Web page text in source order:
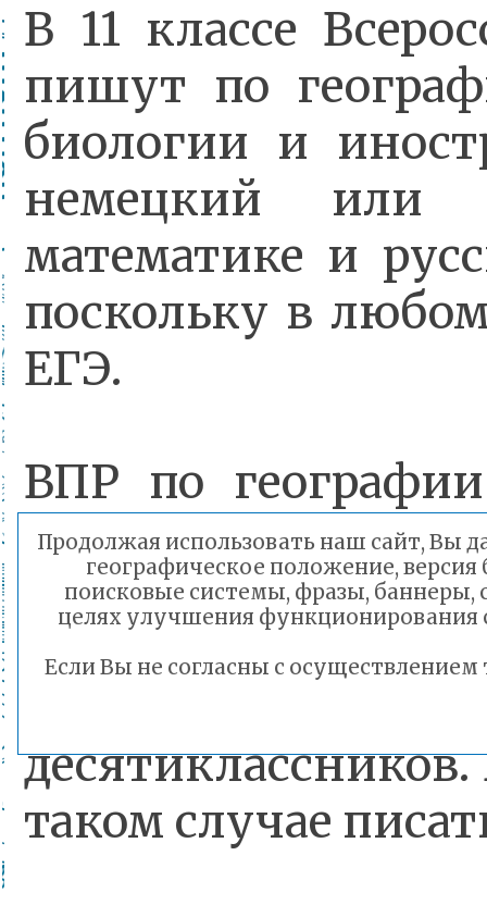
В 11 классе
пишут по
биологии и
немецкий или
математике и
поскольку в
ЕГЭ.
ВПР по
учеников 10 или
учебного
учебному плану
таком случае
Продолжая использовать наш сайт, Вы
географическое положение,
поисковые системы, фразы, баннеры,
целях улучшения функционирования
Если Вы не согласны с